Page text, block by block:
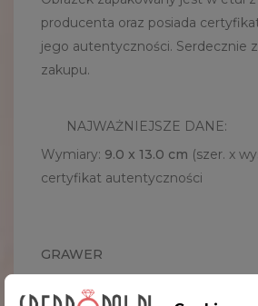
producenta oraz posiada
jego autentyczności. Serdecznie
zakupu.
NAJWAŻNIEJSZE DANE:
Wymiary: 9.0 x 13.0 cm (szer. x
certyfikat autentyczności
GRAWER